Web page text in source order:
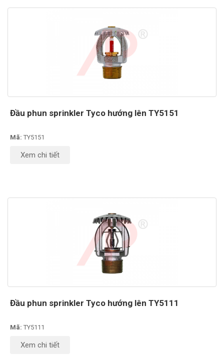
Đầu phun sprinkler Tyco hướng lên TY5151
Mã: TY5151
Xem chi tiết
Đầu phun sprinkler Tyco hướng lên TY5111
Mã: TY5111
Xem chi tiết